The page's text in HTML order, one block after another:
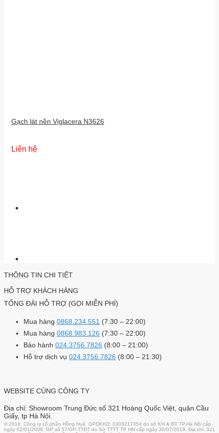
Gạch lát nền Viglacera N3626
Liên hệ
THÔNG TIN CHI TIẾT
HỖ TRỢ KHÁCH HÀNG
TỔNG ĐÀI HỖ TRỢ (GỌI MIỄN PHÍ)
Mua hàng 0868.234.551 (7:30 – 22:00)
Mua hàng 0868.983.126 (7:30 – 22:00)
Bảo hành 024.3756.7826 (8:00 – 21:00)
Hỗ trợ dịch vụ 024.3756.7826 (8:00 – 21:30)
WEBSITE CÙNG CÔNG TY
Địa chỉ: Showroom Trung Đức số 321 Hoàng Quốc Việt, quận Cầu
Giấy, tp Hà Nội.
© 2016. Công ty cổ phần Hồng Huệ. GPDKKD: 0303217354 do sở KH & ĐT TP.Hà Nội cấp
ngày 02/01/2008. GP số 57/GP-TTĐT do Sở TTTT TP HN cấp ngày 30/07/2018. Địa chỉ: 321